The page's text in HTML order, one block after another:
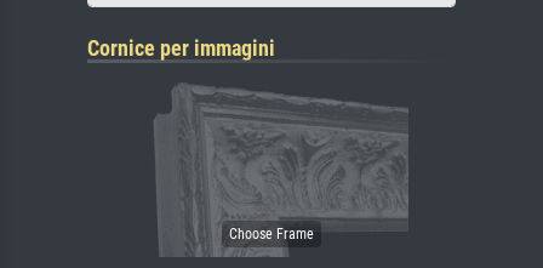
Cornice per immagini